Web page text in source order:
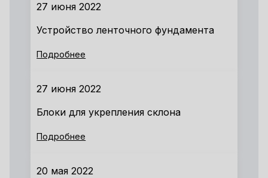
27 июня 2022
Устройство ленточного фундамента
Подробнее
27 июня 2022
Блоки для укрепления склона
Подробнее
20 мая 2022